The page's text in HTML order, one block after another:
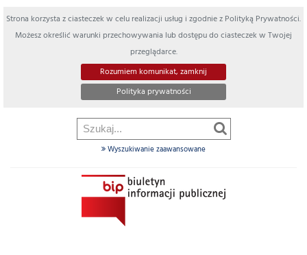
Strona korzysta z ciasteczek w celu realizacji usług i zgodnie z Polityką Prywatności.
Możesz określić warunki przechowywania lub dostępu do ciasteczek w Twojej
przeglądarce.
Rozumiem komunikat, zamknij
Polityka prywatności
Wyszukiwanie zaawansowane